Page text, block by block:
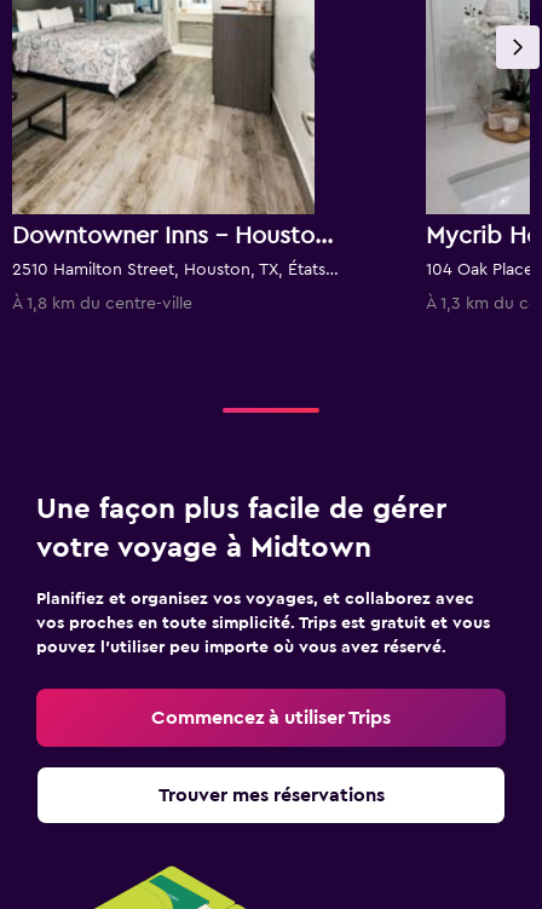
Downtowner Inns - Houston Downtown
2510 Hamilton Street, Houston, TX, États-Unis
À 1,8 km du centre-ville
Mycrib
104 Oak
À 1,3 km du
Une façon plus facile de gérer
votre voyage à Midtown
Planifiez et organisez vos voyages, et collaborez avec
vos proches en toute simplicité. Trips est gratuit et vous
pouvez l’utiliser peu importe où vous avez réservé.
Commencez à utiliser Trips
Trouver mes réservations